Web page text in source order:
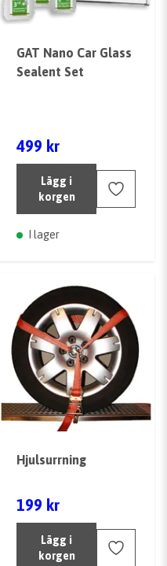
GAT Nano Car Glass
Sealent Set
499 kr
Lägg i
korgen
I lager
Hjulsurrning
199 kr
Lägg i
korgen